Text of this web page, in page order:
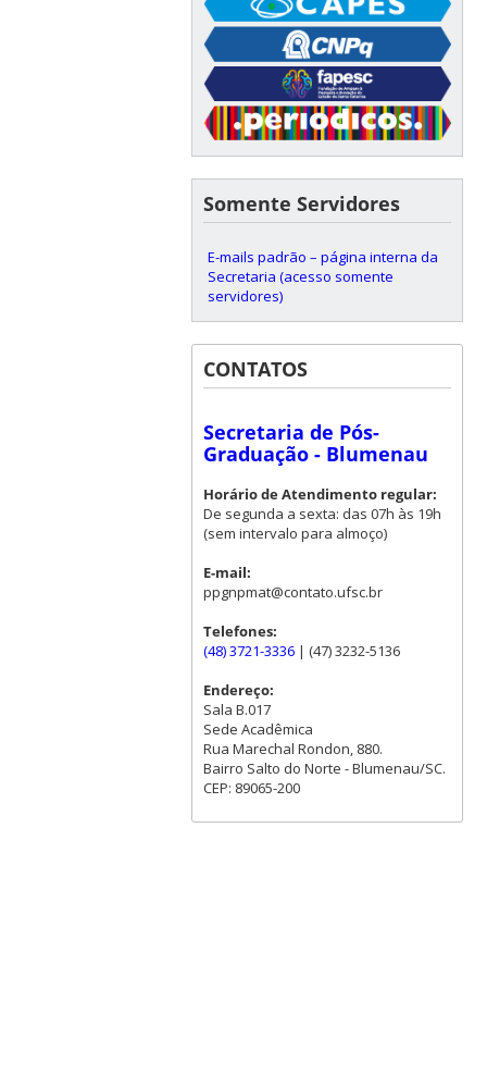
Somente Servidores
E-mails padrão – página interna da
Secretaria (acesso somente
servidores)
CONTATOS
Secretaria de Pós-
Graduação - Blumenau
Horário de Atendimento regular:
De segunda a sexta: das 07h às 19h
(sem intervalo para almoço)
E-mail:
ppgnpmat@contato.ufsc.br
Telefones:
(48) 3721-3336| (47) 3232-5136
Endereço:
Sala B.017
Sede Acadêmica
Rua Marechal Rondon, 880.
Bairro Salto do Norte - Blumenau/SC.
CEP: 89065-200